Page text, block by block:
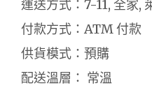
運送方式：7-11, 全家,
付款方式：ATM 付款
供貨模式：預購
配送溫層： 常溫